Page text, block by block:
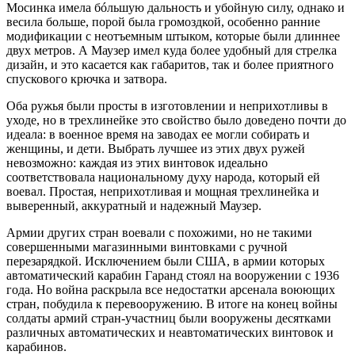
Мосинка имела бóльшую дальность и убойную силу, однако и
весила больше, порой была громоздкой, особенно ранние
модификации с неотъемным штыком, которые были длиннее
двух метров. А Маузер имел куда более удобный для стрелка
дизайн, и это касается как габаритов, так и более приятного
спускового крючка и затвора.
Оба ружья были просты в изготовлении и неприхотливы в
уходе, но в трехлинейке это свойство было доведено почти до
идеала: в военное время на заводах ее могли собирать и
женщины, и дети. Выбрать лучшее из этих двух ружей
невозможно: каждая из этих винтовок идеально
соответствовала национальному духу народа, который ей
воевал. Простая, неприхотливая и мощная трехлинейка и
выверенный, аккуратный и надежный Маузер.
Армии других стран воевали с похожими, но не такими
совершенными магазинными винтовками с ручной
перезарядкой. Исключением были США, в армии которых
автоматический карабин Гаранд стоял на вооружении с 1936
года. Но война раскрыла все недостатки арсенала воюющих
стран, побудила к перевооружению. В итоге на конец войны
солдаты армий стран-участниц были вооружены десятками
различных автоматических и неавтоматических винтовок и
карабинов.